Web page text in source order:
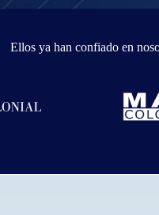
Ellos ya han confiado en